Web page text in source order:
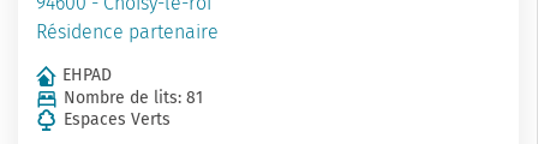
Résidence partenaire
EHPAD
Nombre de lits: 81
Espaces Verts